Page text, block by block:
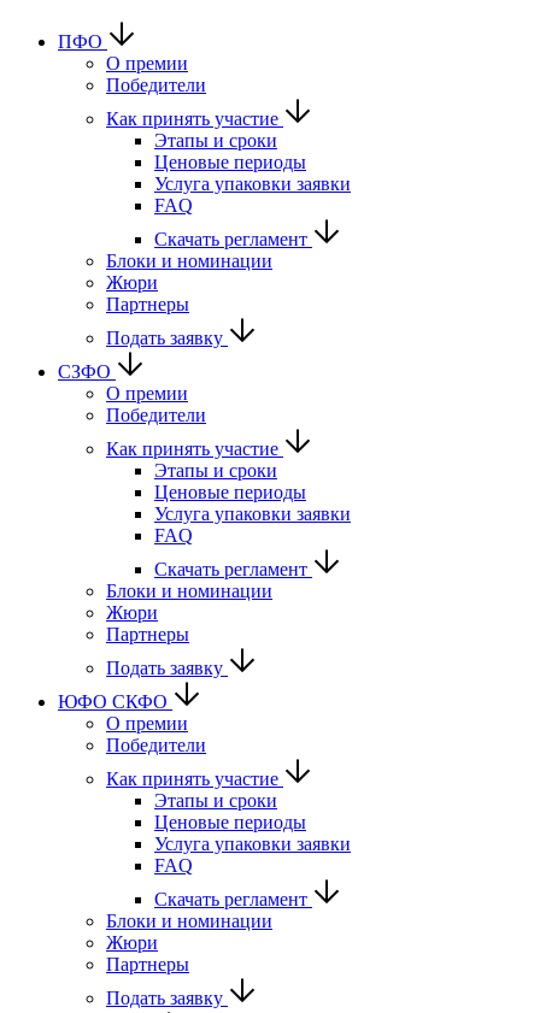
ПФО
О премии
Победители
Как принять участие
Этапы и сроки
Ценовые периоды
Услуга упаковки заявки
FAQ
Скачать регламент
Блоки и номинации
Жюри
Партнеры
Подать заявку
СЗФО
О премии
Победители
Как принять участие
Этапы и сроки
Ценовые периоды
Услуга упаковки заявки
FAQ
Скачать регламент
Блоки и номинации
Жюри
Партнеры
Подать заявку
ЮФО СКФО
О премии
Победители
Как принять участие
Этапы и сроки
Ценовые периоды
Услуга упаковки заявки
FAQ
Скачать регламент
Блоки и номинации
Жюри
Партнеры
Подать заявку